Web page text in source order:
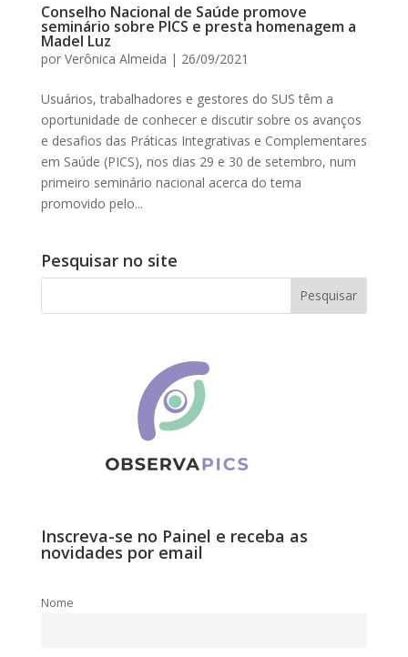
Conselho Nacional de Saúde promove
seminário sobre PICS e presta homenagem a
Madel Luz
por Verônica Almeida | 26/09/2021
Usuários, trabalhadores e gestores do SUS têm a
oportunidade de conhecer e discutir sobre os avanços
e desafios das Práticas Integrativas e Complementares
em Saúde (PICS), nos dias 29 e 30 de setembro, num
primeiro seminário nacional acerca do tema
promovido pelo...
Pesquisar no site
Inscreva-se no Painel e receba as
novidades por email
Nome